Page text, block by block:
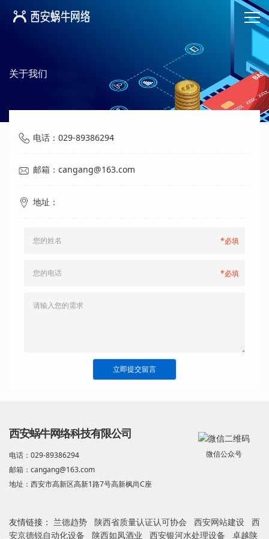
关于我们
电话：029-89386294
邮箱：cangang@163.com
地址：
*必填
*必填
立即提交留言
西安蜗牛网络科技有限公司
电话：029-89386294
邮箱：cangang@163.com
地址：西安市高新区高新1路7号高新枫尚C座
微信公众号
友情链接： 兰德趋势 陕西省质量认证认可协会 西安网站建设
西
安京德锐自动化设备
陕西如凤酒业 西安银河水处理设备 卓越陕